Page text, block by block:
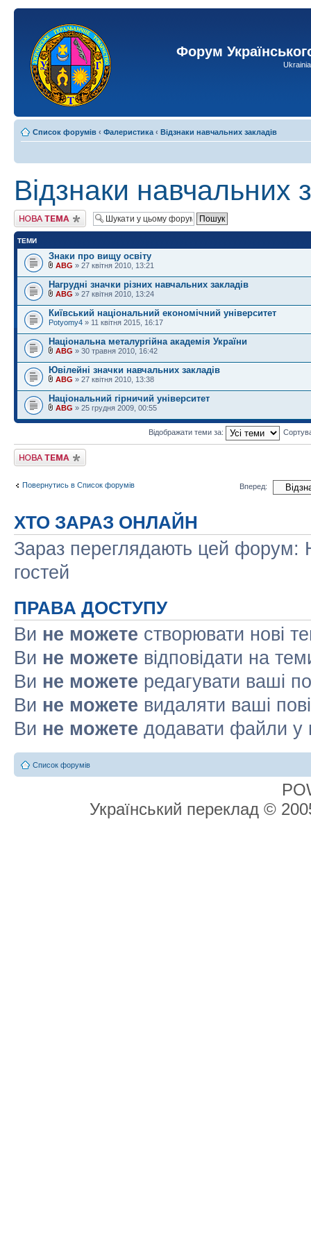
Форум
Список форумів ‹ Фалеристика ‹ Відзнаки навчальних закладів
Відзнаки навчальних
Створити нову тему
ТЕМИ
Знаки про вищу освіту
ABG » 27 квітня 2010, 13:21
Нагрудні значки різних навчальних закладів
ABG » 27 квітня 2010, 13:24
Київський національний економічний університет
Potyomy4 » 11 квітня 2015, 16:17
Національна металургійна академія України
ABG » 30 травня 2010, 16:42
Ювілейні значки навчальних закладів
ABG » 27 квітня 2010, 13:38
Національний гірничий університет
ABG » 25 грудня 2009, 00:55
Відображати теми за:
Створити нову тему
Повернутись в Список форумів Вперед:
ХТО ЗАРАЗ ОНЛАЙН
Зараз переглядають цей форум:
гостей
ПРАВА ДОСТУПУ
Ви не можете створювати нові
Ви не можете відповідати на
Ви не можете редагувати ваші
Ви не можете видаляти ваші
Ви не можете додавати файли у
Список форумів
Український переклад ©